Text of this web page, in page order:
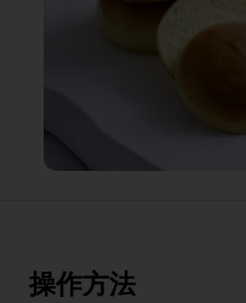
操作方法